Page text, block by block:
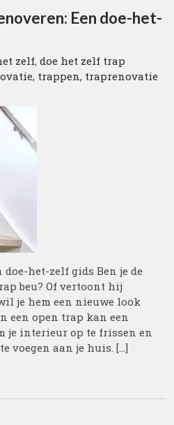
Een doe-het-
zelf,doe het zelf trap
, trappen, traprenovatie
het-zelf gids Ben je de
beu? Of vertoont hij
je hem een nieuwe look
een open trap kan een
je interieur op te frissen en
voegen aan je huis. […]